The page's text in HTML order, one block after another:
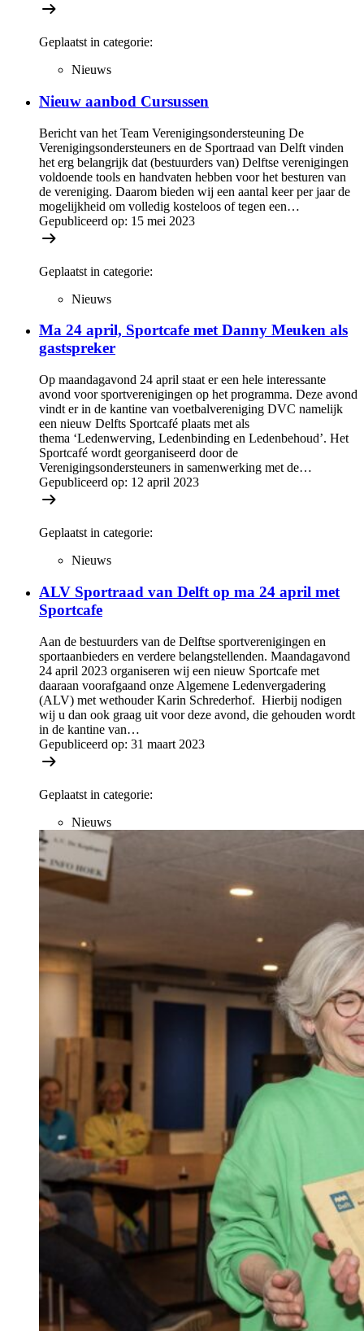
Geplaatst in categorie:
Nieuws
Nieuw aanbod Cursussen
Bericht van het Team Verenigingsondersteuning De
Verenigingsondersteuners en de Sportraad van Delft vinden
het erg belangrijk dat (bestuurders van) Delftse verenigingen
voldoende tools en handvaten hebben voor het besturen van
de vereniging. Daarom bieden wij een aantal keer per jaar de
mogelijkheid om volledig kosteloos of tegen een…
Gepubliceerd op: 15 mei 2023
Geplaatst in categorie:
Nieuws
Ma 24 april, Sportcafe met Danny Meuken als
gastspreker
Op maandagavond 24 april staat er een hele interessante
avond voor sportverenigingen op het programma. Deze avond
vindt er in de kantine van voetbalvereniging DVC namelijk
een nieuw Delfts Sportcafé plaats met als
thema ‘Ledenwerving, Ledenbinding en Ledenbehoud’. Het
Sportcafé wordt georganiseerd door de
Verenigingsondersteuners in samenwerking met de…
Gepubliceerd op: 12 april 2023
Geplaatst in categorie:
Nieuws
ALV Sportraad van Delft op ma 24 april met
Sportcafe
Aan de bestuurders van de Delftse sportverenigingen en
sportaanbieders en verdere belangstellenden. Maandagavond
24 april 2023 organiseren wij een nieuw Sportcafe met
daaraan voorafgaand onze Algemene Ledenvergadering
(ALV) met wethouder Karin Schrederhof. Hierbij nodigen
wij u dan ook graag uit voor deze avond, die gehouden wordt
in de kantine van…
Gepubliceerd op: 31 maart 2023
Geplaatst in categorie:
Nieuws